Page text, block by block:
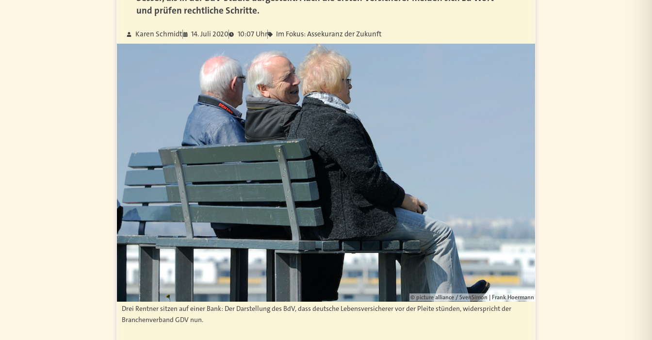
und prüfen rechtliche Schritte.
Karen Schmidt 14. Juli 2020 10:07 Uhr Im Fokus: Assekuranz der Zukunft
© picture alliance / SvenSimon | Frank Hoermann
Drei Rentner sitzen auf einer Bank: Der Darstellung des BdV, dass deutsche Lebensversicherer vor der Pleite stünden, widerspricht der
Branchenverband GDV nun.